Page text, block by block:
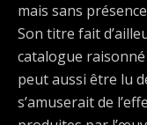
mais sans
Son titre fait
catalogue raisonné
peut aussi être lu
s’amuserait de